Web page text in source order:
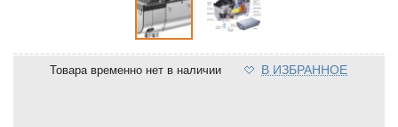
Товара временно нет в наличии В ИЗБРАННОЕ